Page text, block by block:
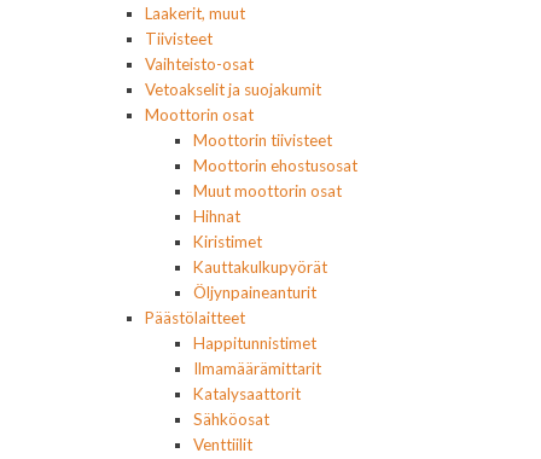
Laakerit, muut
Tiivisteet
Vaihteisto-osat
Vetoakselit ja suojakumit
Moottorin osat
Moottorin tiivisteet
Moottorin ehostusosat
Muut moottorin osat
Hihnat
Kiristimet
Kauttakulkupyörät
Öljynpaineanturit
Päästölaitteet
Happitunnistimet
Ilmamäärämittarit
Katalysaattorit
Sähköosat
Venttiilit